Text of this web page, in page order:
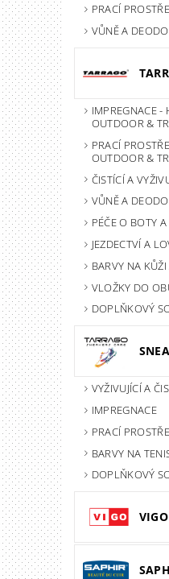
PRACÍ
VŮNĚ A
IMPREGNACE -
OUTDOOR &
PRACÍ
OUTDOOR &
ČISTÍCÍ A
VŮNĚ A
PÉČE O BOTY
JEZDECTVÍ A
BARVY NA
VLOŽKY DO
DOPLŇKOVÝ
VYŽIVUJÍCÍ A
IMPREGNACE
PRACÍ
BARVY NA
DOPLŇKOVÝ